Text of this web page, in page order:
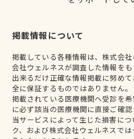
掲載情報について
掲載している各種情報は、株式会
会社ウェルネスが調査した情報をも
出来るだけ正確な情報掲載に努め
全に保証するものではありません。
掲載されている医療機関へ受診を
に必ず該当の医療機関に直接ご確認
当サービスによって生じた損害に
ク、および株式会社ウェルネスで